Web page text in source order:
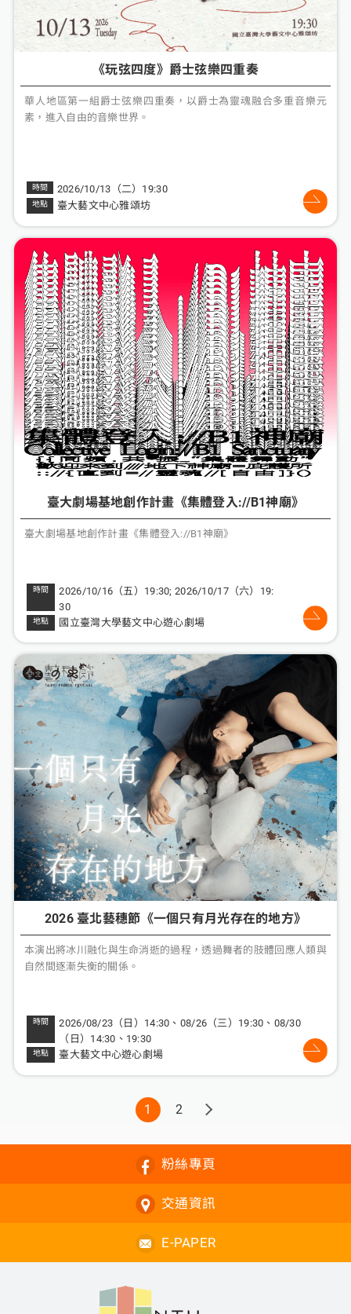
《玩弦四度》爵士弦樂四重奏
華人地區第一組爵士弦樂四重奏，以爵士為靈魂融合多重音樂元
素，進入自由的音樂世界。
2026/10/13（二）19:30
臺大藝文中心雅頌坊
臺大劇場基地創作計畫《集體登入://B1神廟》
臺大劇場基地創作計畫《集體登入://B1神廟》
2026/10/16（五）19:30; 2026/10/17（六）19:
30
國立臺灣大學藝文中心遊心劇場
2026 臺北藝穗節《一個只有月光存在的地方》
本演出將冰川融化與生命消逝的過程，透過舞者的肢體回應人類與
自然間逐漸失衡的關係。
2026/08/23（日）14:30、08/26（三）19:30、08/30
（日）14:30、19:30
臺大藝文中心遊心劇場
1 2
粉絲專頁
交通資訊
E-PAPER